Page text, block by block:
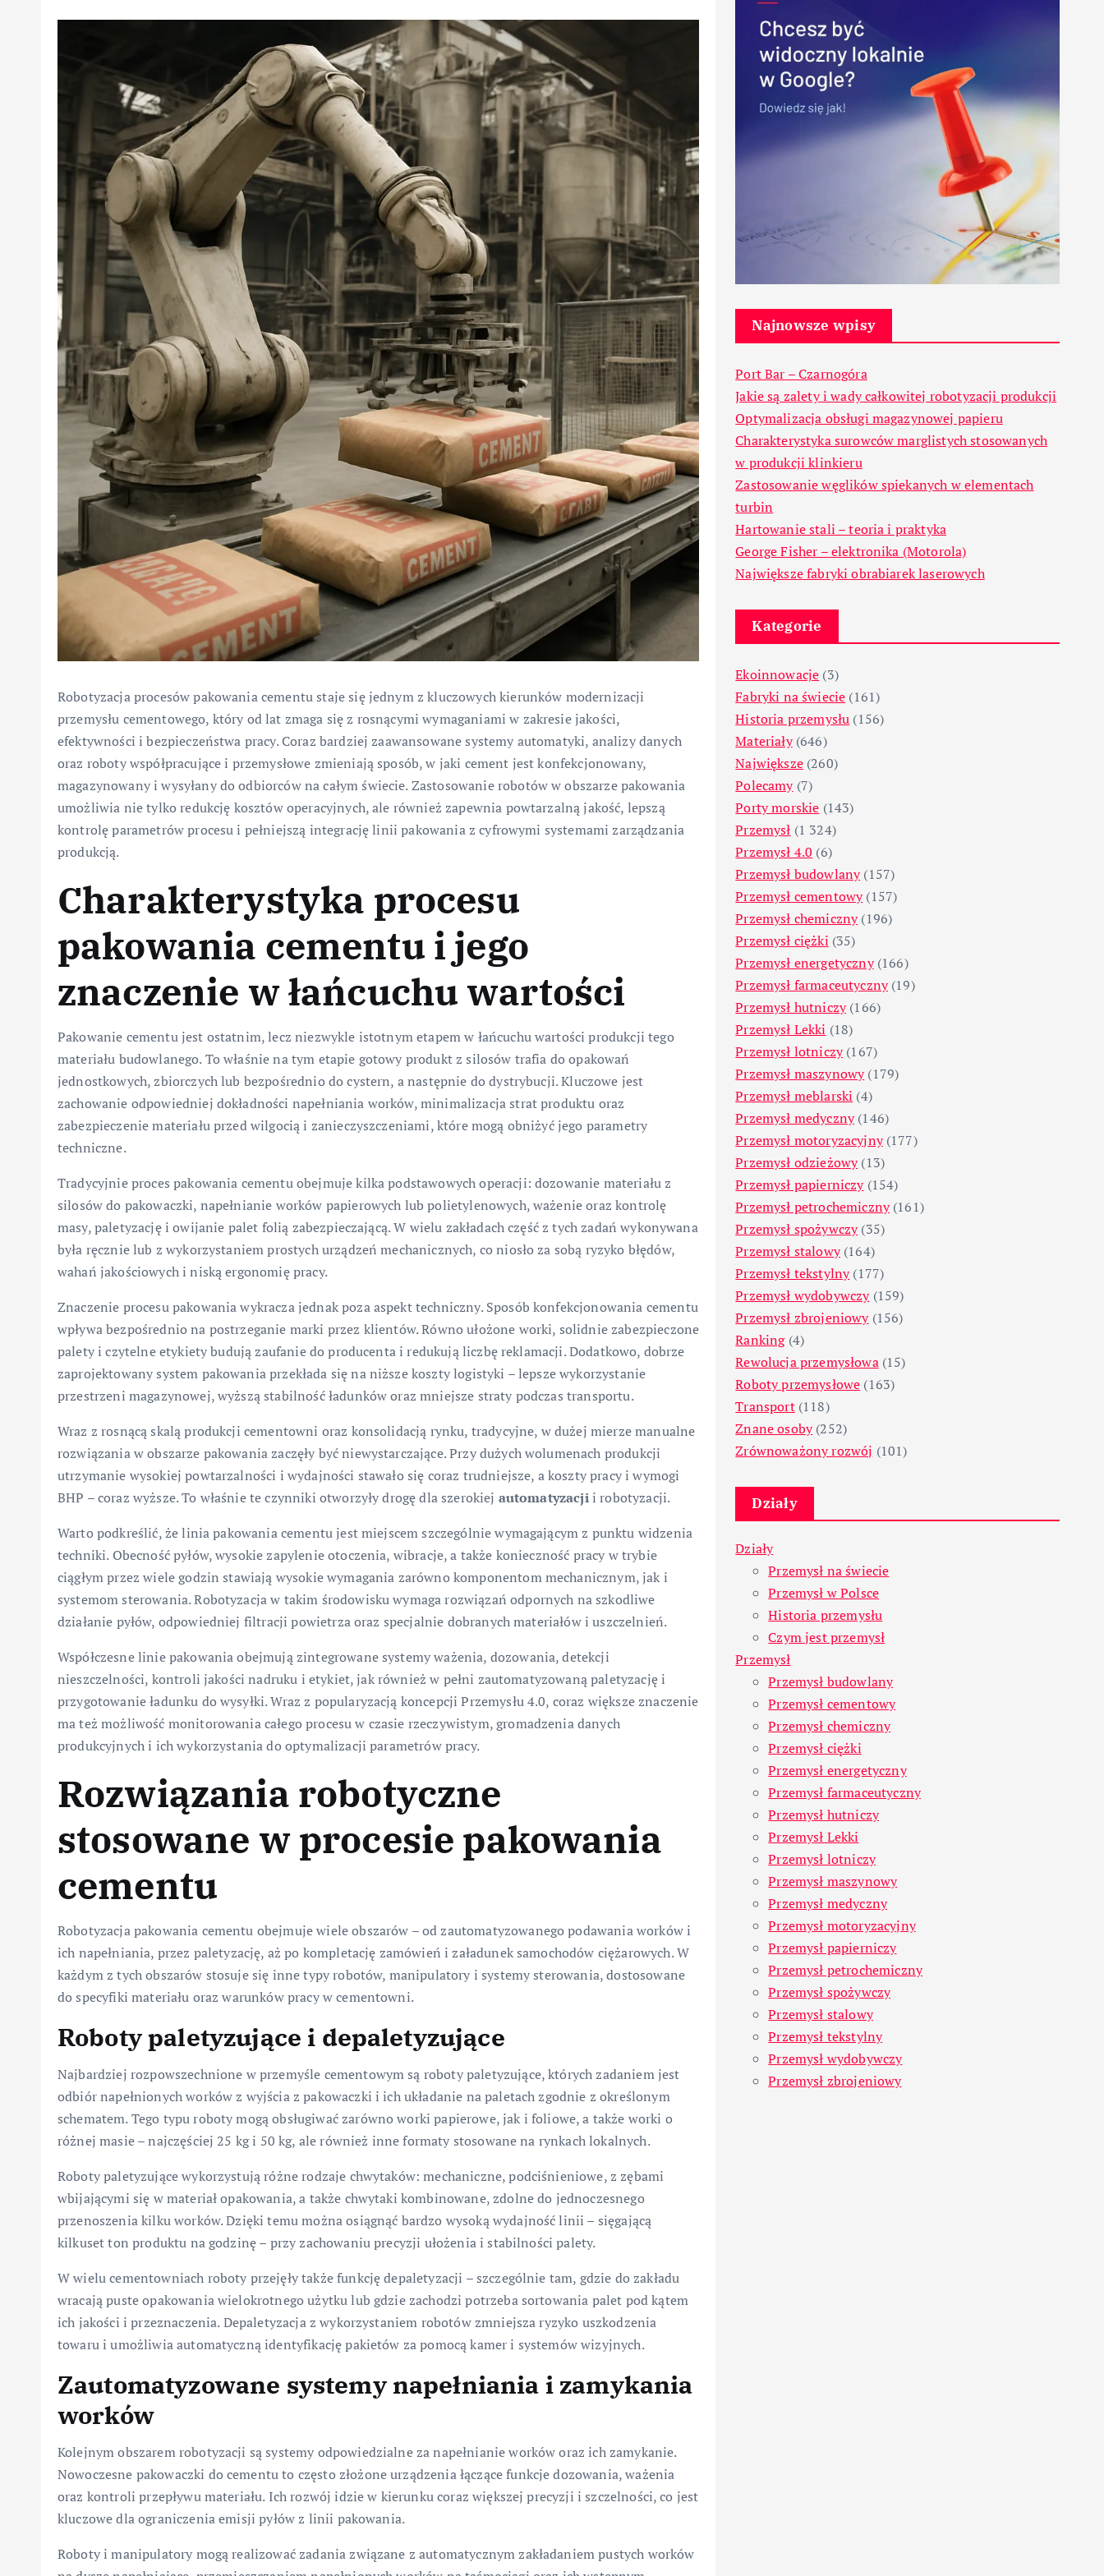
Robotyzacja procesów pakowania cementu staje się jednym z kluczowych kierunków modernizacji
przemysłu cementowego, który od lat zmaga się z rosnącymi wymaganiami w zakresie jakości,
efektywności i bezpieczeństwa pracy. Coraz bardziej zaawansowane systemy automatyki, analizy danych
oraz roboty współpracujące i przemysłowe zmieniają sposób, w jaki cement jest konfekcjonowany,
magazynowany i wysyłany do odbiorców na całym świecie. Zastosowanie robotów w obszarze pakowania
umożliwia nie tylko redukcję kosztów operacyjnych, ale również zapewnia powtarzalną jakość, lepszą
kontrolę parametrów procesu i pełniejszą integrację linii pakowania z cyfrowymi systemami zarządzania
produkcją.
Charakterystyka procesu
pakowania cementu i jego
znaczenie w łańcuchu wartości
Pakowanie cementu jest ostatnim, lecz niezwykle istotnym etapem w łańcuchu wartości produkcji tego
materiału budowlanego. To właśnie na tym etapie gotowy produkt z silosów trafia do opakowań
jednostkowych, zbiorczych lub bezpośrednio do cystern, a następnie do dystrybucji. Kluczowe jest
zachowanie odpowiedniej dokładności napełniania worków, minimalizacja strat produktu oraz
zabezpieczenie materiału przed wilgocią i zanieczyszczeniami, które mogą obniżyć jego parametry
techniczne.
Tradycyjnie proces pakowania cementu obejmuje kilka podstawowych operacji: dozowanie materiału z
silosów do pakowaczki, napełnianie worków papierowych lub polietylenowych, ważenie oraz kontrolę
masy, paletyzację i owijanie palet folią zabezpieczającą. W wielu zakładach część z tych zadań wykonywana
była ręcznie lub z wykorzystaniem prostych urządzeń mechanicznych, co niosło za sobą ryzyko błędów,
wahań jakościowych i niską ergonomię pracy.
Znaczenie procesu pakowania wykracza jednak poza aspekt techniczny. Sposób konfekcjonowania cementu
wpływa bezpośrednio na postrzeganie marki przez klientów. Równo ułożone worki, solidnie zabezpieczone
palety i czytelne etykiety budują zaufanie do producenta i redukują liczbę reklamacji. Dodatkowo, dobrze
zaprojektowany system pakowania przekłada się na niższe koszty logistyki – lepsze wykorzystanie
przestrzeni magazynowej, wyższą stabilność ładunków oraz mniejsze straty podczas transportu.
Wraz z rosnącą skalą produkcji cementowni oraz konsolidacją rynku, tradycyjne, w dużej mierze manualne
rozwiązania w obszarze pakowania zaczęły być niewystarczające. Przy dużych wolumenach produkcji
utrzymanie wysokiej powtarzalności i wydajności stawało się coraz trudniejsze, a koszty pracy i wymogi
BHP – coraz wyższe. To właśnie te czynniki otworzyły drogę dla szerokiej automatyzacjii robotyzacji.
Warto podkreślić, że linia pakowania cementu jest miejscem szczególnie wymagającym z punktu widzenia
techniki. Obecność pyłów, wysokie zapylenie otoczenia, wibracje, a także konieczność pracy w trybie
ciągłym przez wiele godzin stawiają wysokie wymagania zarówno komponentom mechanicznym, jak i
systemom sterowania. Robotyzacja w takim środowisku wymaga rozwiązań odpornych na szkodliwe
działanie pyłów, odpowiedniej filtracji powietrza oraz specjalnie dobranych materiałów i uszczelnień.
Współczesne linie pakowania obejmują zintegrowane systemy ważenia, dozowania, detekcji
nieszczelności, kontroli jakości nadruku i etykiet, jak również w pełni zautomatyzowaną paletyzację i
przygotowanie ładunku do wysyłki. Wraz z popularyzacją koncepcji Przemysłu 4.0, coraz większe znaczenie
ma też możliwość monitorowania całego procesu w czasie rzeczywistym, gromadzenia danych
produkcyjnych i ich wykorzystania do optymalizacji parametrów pracy.
Rozwiązania robotyczne
stosowane w procesie pakowania
cementu
Robotyzacja pakowania cementu obejmuje wiele obszarów – od zautomatyzowanego podawania worków i
ich napełniania, przez paletyzację, aż po kompletację zamówień i załadunek samochodów ciężarowych. W
każdym z tych obszarów stosuje się inne typy robotów, manipulatory i systemy sterowania, dostosowane
do specyfiki materiału oraz warunków pracy w cementowni.
Roboty paletyzujące i depaletyzujące
Najbardziej rozpowszechnione w przemyśle cementowym są roboty paletyzujące, których zadaniem jest
odbiór napełnionych worków z wyjścia z pakowaczki i ich układanie na paletach zgodnie z określonym
schematem. Tego typu roboty mogą obsługiwać zarówno worki papierowe, jak i foliowe, a także worki o
różnej masie – najczęściej 25 kg i 50 kg, ale również inne formaty stosowane na rynkach lokalnych.
Roboty paletyzujące wykorzystują różne rodzaje chwytaków: mechaniczne, podciśnieniowe, z zębami
wbijającymi się w materiał opakowania, a także chwytaki kombinowane, zdolne do jednoczesnego
przenoszenia kilku worków. Dzięki temu można osiągnąć bardzo wysoką wydajność linii – sięgającą
kilkuset ton produktu na godzinę – przy zachowaniu precyzji ułożenia i stabilności palety.
W wielu cementowniach roboty przejęły także funkcję depaletyzacji – szczególnie tam, gdzie do zakładu
wracają puste opakowania wielokrotnego użytku lub gdzie zachodzi potrzeba sortowania palet pod kątem
ich jakości i przeznaczenia. Depaletyzacja z wykorzystaniem robotów zmniejsza ryzyko uszkodzenia
towaru i umożliwia automatyczną identyfikację pakietów za pomocą kamer i systemów wizyjnych.
Zautomatyzowane systemy napełniania i zamykania
worków
Kolejnym obszarem robotyzacji są systemy odpowiedzialne za napełnianie worków oraz ich zamykanie.
Nowoczesne pakowaczki do cementu to często złożone urządzenia łączące funkcje dozowania, ważenia
oraz kontroli przepływu materiału. Ich rozwój idzie w kierunku coraz większej precyzji i szczelności, co jest
kluczowe dla ograniczenia emisji pyłów z linii pakowania.
Roboty i manipulatory mogą realizować zadania związane z automatycznym zakładaniem pustych worków
Najnowsze wpisy
Port Bar – Czarnogóra
Jakie są zalety i wady całkowitej robotyzacji produkcji
Optymalizacja obsługi magazynowej papieru
Charakterystyka surowców marglistych stosowanych
w produkcji klinkieru
Zastosowanie węglików spiekanych w elementach
turbin
Hartowanie stali – teoria i praktyka
George Fisher – elektronika (Motorola)
Największe fabryki obrabiarek laserowych
Kategorie
Ekoinnowacje (3)
Fabryki na świecie (161)
Historia przemysłu (156)
Materiały(646)
Największe(260)
Polecamy(7)
Porty morskie (143)
Przemysł (1 324)
Przemysł 4.0 (6)
Przemysł budowlany(157)
Przemysł cementowy(157)
Przemysł chemiczny(196)
Przemysł ciężki (35)
Przemysł energetyczny(166)
Przemysł farmaceutyczny(19)
Przemysł hutniczy(166)
Przemysł Lekki (18)
Przemysł lotniczy(167)
Przemysł maszynowy(179)
Przemysł meblarski (4)
Przemysł medyczny(146)
Przemysł motoryzacyjny(177)
Przemysł odzieżowy(13)
Przemysł papierniczy(154)
Przemysł petrochemiczny(161)
Przemysł spożywczy(35)
Przemysł stalowy(164)
Przemysł tekstylny(177)
Przemysł wydobywczy(159)
Przemysł zbrojeniowy(156)
Ranking(4)
Rewolucja przemysłowa(15)
Roboty przemysłowe (163)
Transport(118)
Znane osoby(252)
Zrównoważony rozwój (101)
Działy
Działy
Przemysł na świecie
Przemysł w Polsce
Historia przemysłu
Czym jest przemysł
Przemysł
Przemysł budowlany
Przemysł cementowy
Przemysł chemiczny
Przemysł ciężki
Przemysł energetyczny
Przemysł farmaceutyczny
Przemysł hutniczy
Przemysł Lekki
Przemysł lotniczy
Przemysł maszynowy
Przemysł medyczny
Przemysł motoryzacyjny
Przemysł papierniczy
Przemysł petrochemiczny
Przemysł spożywczy
Przemysł stalowy
Przemysł tekstylny
Przemysł wydobywczy
Przemysł zbrojeniowy